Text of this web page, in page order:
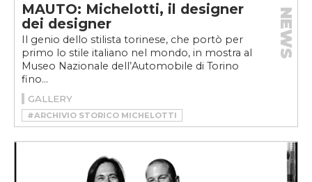
MAUTO: Michelotti, il designer
dei designer
Il genio dello stilista torinese, che portò per
primo lo stile italiano nel mondo, in mostra al
Museo Nazionale dell’Automobile di Torino
fino...
NEWS
GALLERY
#ARCHIVIO STORICO MICHELOTTI
#CAR DESIGN
#DESIGNER
#GIOVANNI MICHELOTTI
#MAUTO
#MAUTO MICHELOTTI WORLD
#MICHELOTTI WORLD